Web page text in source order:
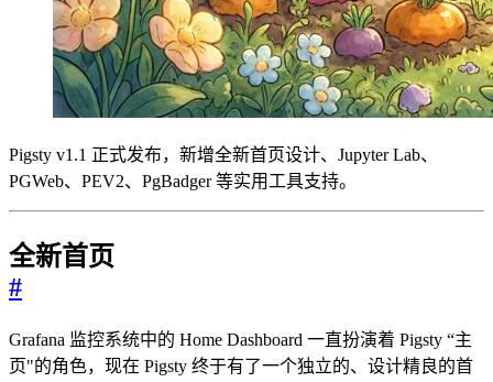
Pigsty v1.1 正式发布，新增全新首页设计、Jupyter Lab、
PGWeb、PEV2、PgBadger 等实用工具支持。
全新首页
#
Grafana 监控系统中的 Home Dashboard 一直扮演着 Pigsty “主
页"的角色，现在 Pigsty 终于有了一个独立的、设计精良的首